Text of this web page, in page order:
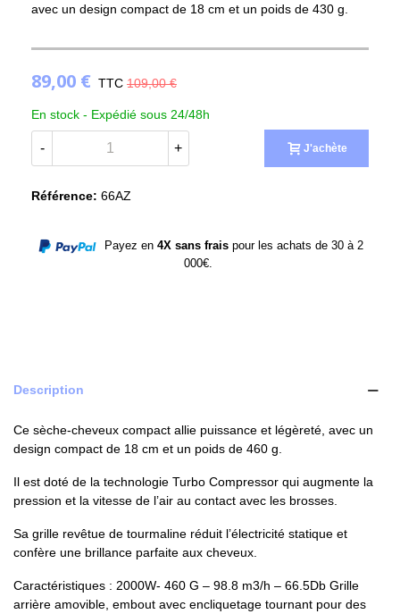
avec un design compact de 18 cm et un poids de 430 g.
89,00 € TTC 109,00 €
En stock - Expédié sous 24/48h
- + J'achète
Référence: 66AZ
Payez en 4X sans fraispour les achats de 30 à 2
000€.
Description
Ce sèche-cheveux compact allie puissance et légèreté, avec un
design compact de 18 cm et un poids de 460 g.
Il est doté de la technologie Turbo Compressor qui augmente la
pression et la vitesse de l’air au contact avec les brosses.
Sa grille revêtue de tourmaline réduit l’électricité statique et
confère une brillance parfaite aux cheveux.
Caractéristiques : 2000W- 460 G – 98.8 m3/h – 66.5Db Grille
arrière amovible, embout avec encliquetage tournant pour des